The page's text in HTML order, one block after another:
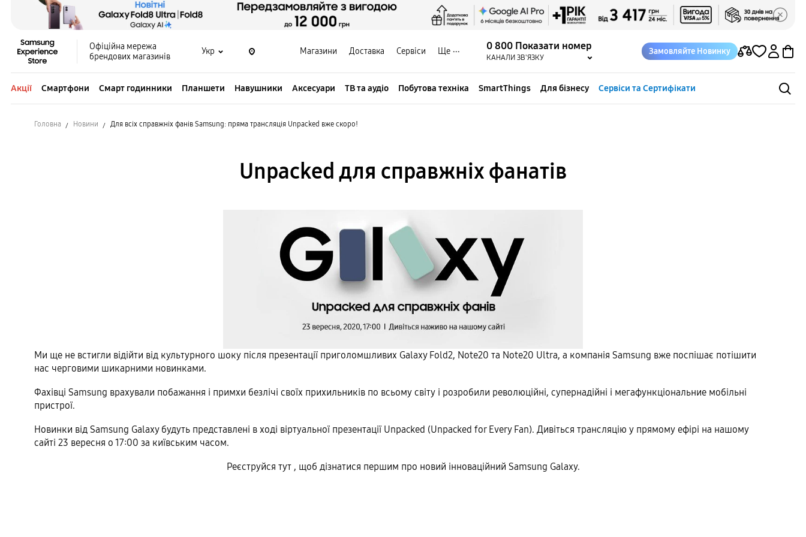
Офіційна мережа
брендових магазинів
Укр Магазини Доставка Сервіси Ще 0 800 Показати номер
КАНАЛИ ЗВ'ЯЗКУ
Замовляйте Новинку
Акції Смартфони Смарт годинники Планшети Навушники Аксесуари ТВ та аудіо Побутова техніка SmartThings Для бізнесу Сервіси та Сертифікати
Головна Новини Для всіх справжніх фанів Samsung: пряма трансляція Unpacked вже скоро!
Unpacked для справжніх фанатів
Ми ще не встигли відійти від культурного шоку після презентації приголомшливих Galaxy Fold2, Note20 та Note20 Ultra, а компанія Samsung вже поспішає потішити
нас черговими шикарними новинками.
Фахівці Samsung врахували побажання і примхи безлічі своїх прихильників по всьому світу і розробили революційні, супернадійні і мегафункціональние мобільні
пристрої.
Новинки від Samsung Galaxy будуть представлені в ході віртуальної презентації Unpacked (Unpacked for Every Fan). Дивіться трансляцію у прямому ефірі на нашому
сайті 23 вересня о 17:00 за київським часом.
Реєструйся тут , щоб дізнатися першим про новий інноваційний Samsung Galaxy.